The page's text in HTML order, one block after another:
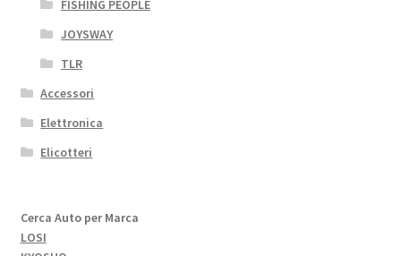
FISHING PEOPLE
JOYSWAY
TLR
Accessori
Elettronica
Elicotteri
Cerca Auto per Marca
LOSI